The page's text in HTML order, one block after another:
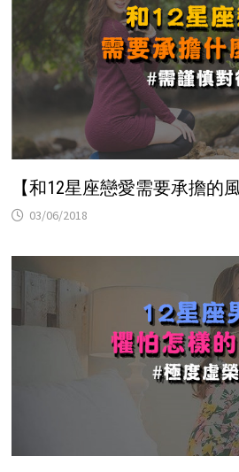
【和12星座戀愛需要承擔的
03/06/2018